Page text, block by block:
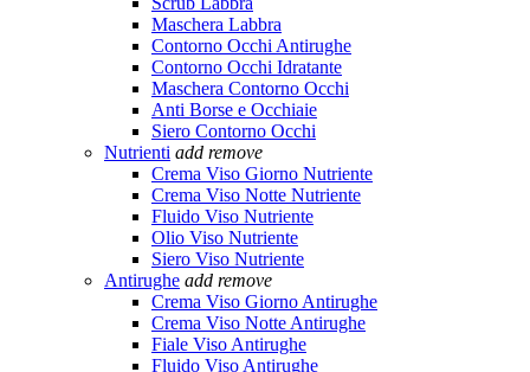
Maschera Labbra
Contorno Occhi Antirughe
Contorno Occhi Idratante
Maschera Contorno Occhi
Anti Borse e Occhiaie
Siero Contorno Occhi
Nutrienti add remove
Crema Viso Giorno Nutriente
Crema Viso Notte Nutriente
Fluido Viso Nutriente
Olio Viso Nutriente
Siero Viso Nutriente
Antirughe add remove
Crema Viso Giorno Antirughe
Crema Viso Notte Antirughe
Fiale Viso Antirughe
Fluido Viso Antirughe